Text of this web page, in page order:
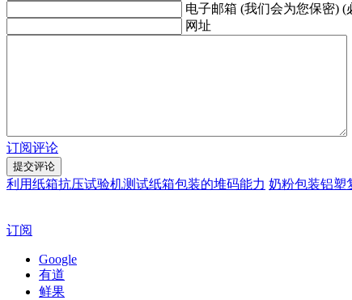
电子邮箱 (我们会为您保密) (
网址
订阅评论
利用纸箱抗压试验机测试纸箱包装的堆码能力 奶粉包装铝塑
订阅
Google
有道
鲜果